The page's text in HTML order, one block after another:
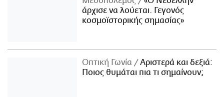
άρχισε να λούεται. Γεγονός
κοσμοϊστορικής σημασίας»
Οπτική Γωνία
Αριστερά και δεξιά:
Ποιος θυμάται πια τι σημαίνουν;